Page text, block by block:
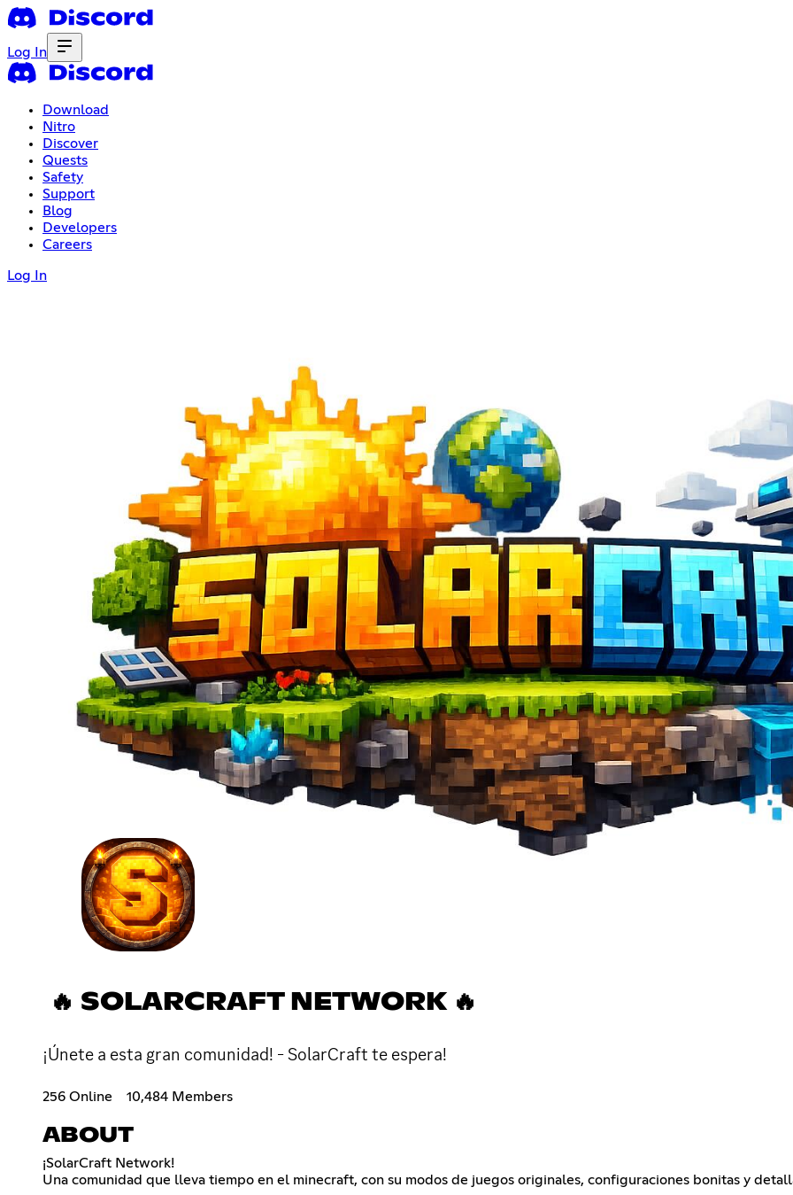
Log In
Download
Nitro
Discover
Quests
Safety
Support
Blog
Developers
Careers
Log In
🔥 SOLARCRAFT NETWORK 🔥
¡Únete a esta gran comunidad! - SolarCraft te espera!
256 Online 10,484 Members
ABOUT
¡SolarCraft Network!
Una comunidad que lleva tiempo en el minecraft, con su modos de juegos originales, configuraciones bonitas y